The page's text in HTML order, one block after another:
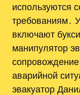
используются
требованиям․
включают
манипулятор
аварийной
эвакуатор